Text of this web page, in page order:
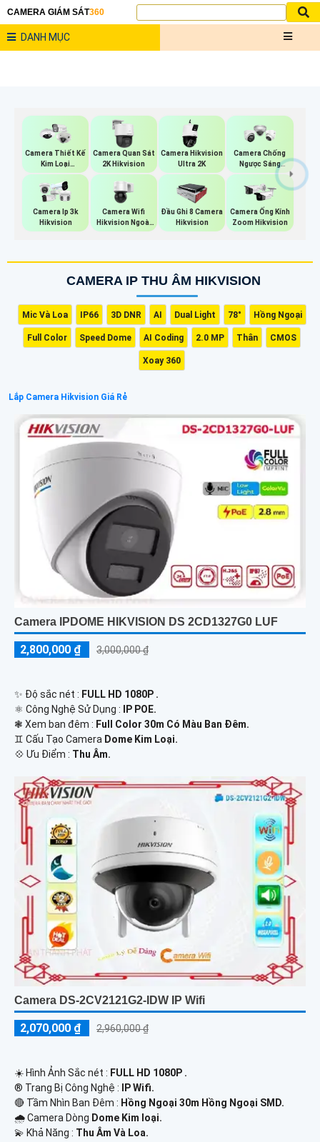
CAMERA GIÁM SÁT360
DANH MỤC
Camera Thiết Kế
Kim Loại
Hikvision
Camera Quan Sát
2K Hikvision
Camera Hikvision
Ultra 2K
Camera Chống
Ngược Sáng
Hikvision
Camera Ip 3k
Hikvision
Camera Wifi
Hikvision Ngoài
Trời 360
Đầu Ghi 8 Camera
Hikvision
Camera Ống Kính
Zoom Hikvision
CAMERA IP THU ÂM HIKVISION
Mic Và Loa IP66 3D DNR AI Dual Light 78° Hồng Ngoại
Full Color Speed Dome AI Coding 2.0 MP Thân CMOS
Xoay 360
Lắp Camera Hikvision Giá Rẻ
Camera IPDOME HIKVISION DS 2CD1327G0 LUF
2,800,000 ₫ 3,000,000 ₫
✨ Độ sắc nét : FULL HD 1080P .
⚛️ Công Nghệ Sử Dụng :
IP POE.
❃ Xem ban đêm : Full Color 30m Có Màu Ban Đêm.
♊ Cấu Tạo Camera Dome Kim Loại.
️💠 Ưu Điểm : Thu Âm.
Camera DS-2CV2121G2-IDW IP Wifi
2,070,000 ₫ 2,960,000 ₫
☀️ Hình Ảnh Sắc nét : FULL HD 1080P .
®️ Trang Bị Công Nghệ :
IP Wifi.
🔴 Tầm Nhìn Ban Đêm : Hồng Ngoại 30m Hồng Ngoại SMD.
🌧️ Camera Dòng Dome Kim loại.
️💫 Khả Năng : Thu Âm Và Loa.